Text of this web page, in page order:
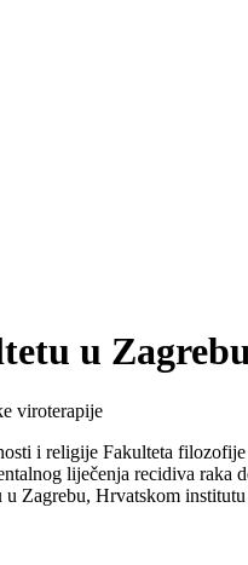
u
viroterapije
i religije Fakulteta
liječenja recidiva
Zagrebu, Hrvatskom